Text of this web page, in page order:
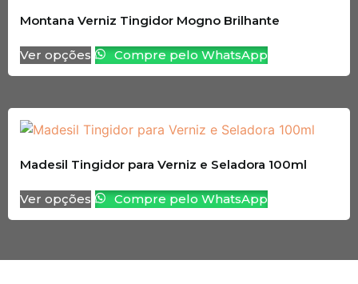
Montana Verniz Tingidor Mogno Brilhante
Ver opções Compre pelo WhatsApp
Madesil Tingidor para Verniz e Seladora 100ml
Ver opções Compre pelo WhatsApp